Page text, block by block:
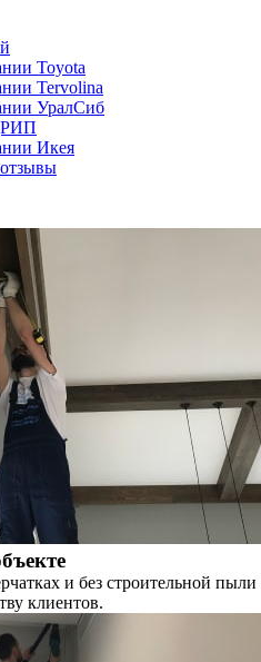
и без строительной пыли
клиентов.